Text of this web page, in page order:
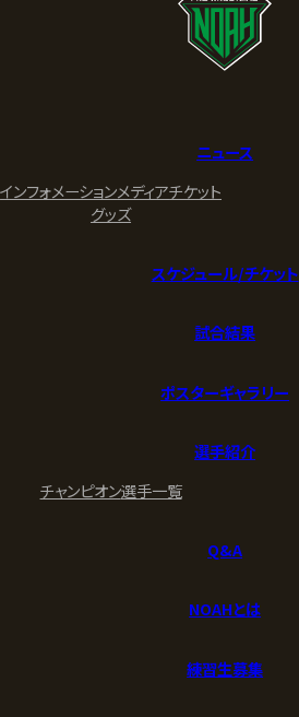
ニュース
インフォメーションメディアチケット
グッズ
スケジュール/チケット
試合結果
ポスターギャラリー
選手紹介
チャンピオン選手一覧
Q&A
NOAHとは
練習生募集